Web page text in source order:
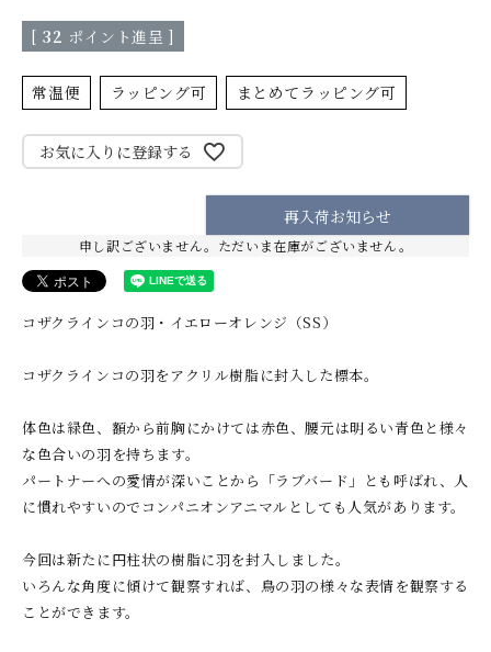
[ 32 ポイント進呈 ]
常温便 ラッピング可 まとめてラッピング可
お気に入りに登録する
再入荷お知らせ
申し訳ございません。ただいま在庫がございません。
コザクラインコの羽・イエローオレンジ（SS）
コザクラインコの羽をアクリル樹脂に封入した標本。
体色は緑色、額から前胸にかけては赤色、腰元は明るい青色と様々
な色合いの羽を持ちます。
パートナーへの愛情が深いことから「ラブバード」とも呼ばれ、人
に慣れやすいのでコンパニオンアニマルとしても人気があります。
今回は新たに円柱状の樹脂に羽を封入しました。
いろんな角度に傾けて観察すれば、鳥の羽の様々な表情を観察する
ことができます。